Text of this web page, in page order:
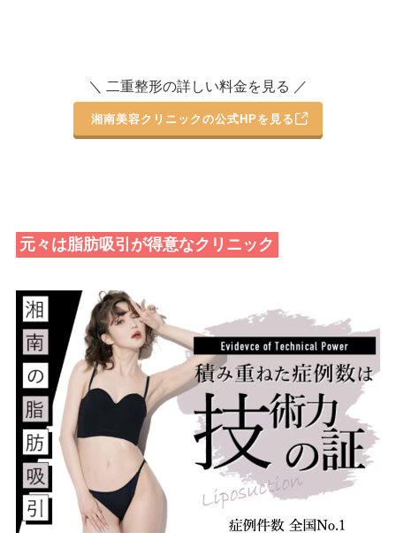
＼ 二重整形の詳しい料金を見る ／
湘南美容クリニックの公式HPを見る
元々は脂肪吸引が得意なクリニック